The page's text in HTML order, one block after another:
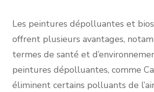
Les peintures dépolluantes et
offrent plusieurs avantages,
termes de santé et
peintures dépolluantes, comme
éliminent certains polluants de